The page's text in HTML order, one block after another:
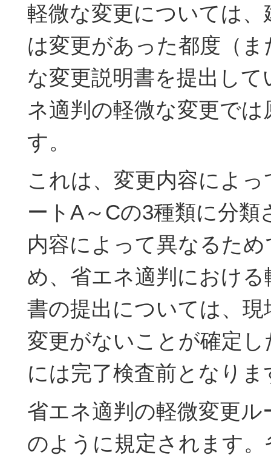
軽微な変更については、
は変更があった都度（
な変更説明書を提出し
ネ適判の軽微な変更で
す。
これは、変更内容によ
ートA～Cの3種類に分類
内容によって異なるた
め、省エネ適判におけ
書の提出については、
変更がないことが確定
には完了検査前となりま
省エネ適判の軽微変更ル
のように規定されます